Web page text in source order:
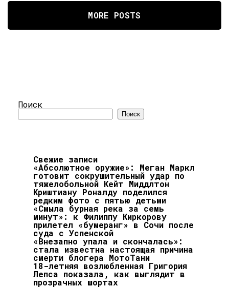
MORE POSTS
Поиск
Поиск
Свежие записи
«Абсолютное оружие»: Меган Маркл
готовит сокрушительный удар по
тяжелобольной Кейт Миддлтон
Криштиану Роналду поделился
редким фото с пятью детьми
«Смыла бурная река за семь
минут»: к Филиппу Киркорову
прилетел «бумеранг» в Сочи после
суда с Успенской
«Внезапно упала и скончалась»:
стала известна настоящая причина
смерти блогера МотоТани
18-летняя возлюбленная Григория
Лепса показала, как выглядит в
прозрачных шортах